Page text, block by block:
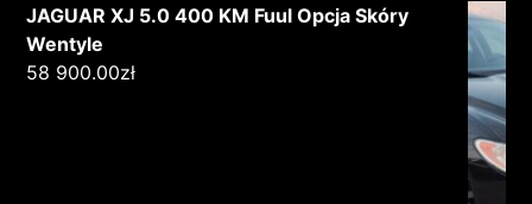
JAGUAR XJ 5.0 400 KM Fuul Opcja Skóry
Wentyle
58 900.00zł